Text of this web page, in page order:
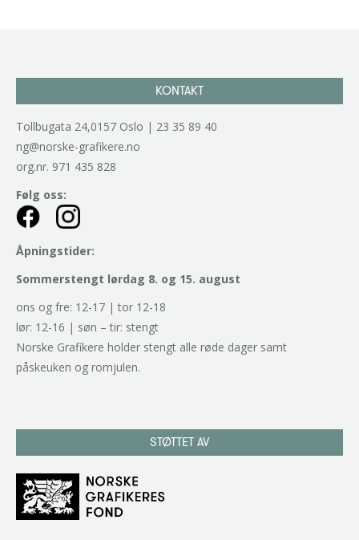
KONTAKT
Tollbugata 24,0157 Oslo | 23 35 89 40
ng@norske-grafikere.no
org.nr. 971 435 828
Følg oss:
Åpningstider:
Sommerstengt lørdag 8. og 15. august
ons og fre: 12-17 | tor 12-18
lør: 12-16 | søn – tir: stengt
Norske Grafikere holder stengt alle røde dager samt
påskeuken og romjulen.
STØTTET AV